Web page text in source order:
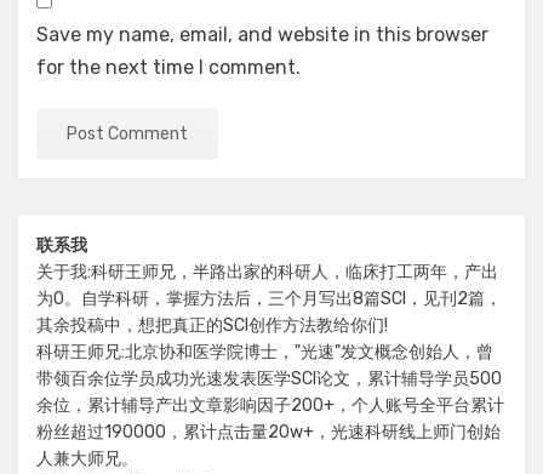
Save my name, email, and website in this browser
for the next time I comment.
联系我
关于我:科研王师兄，半路出家的科研人，临床打工两年，产出
为0。自学科研，掌握方法后，三个月写出8篇SCI，见刊2篇，
其余投稿中，想把真正的SCI创作方法教给你们!
科研王师兄:北京协和医学院博士，"光速"发文概念创始人，曾
带领百余位学员成功光速发表医学SCI论文，累计辅导学员500
余位，累计辅导产出文章影响因子200+，个人账号全平台累计
粉丝超过190000，累计点击量20w+，光速科研线上师门创始
人兼大师兄。